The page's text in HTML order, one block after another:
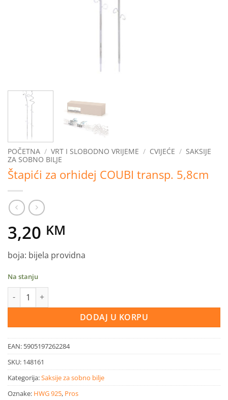
POČETNA / VRT I SLOBODNO VRIJEME / CVIJEĆE / SAKSIJE
ZA SOBNO BILJE
Štapići za orhidej COUBI transp. 5,8cm
3,20 KM
boja: bijela providna
Na stanju
Štapići za orhidej COUBI transp. 5,8cm količina
DODAJ U KORPU
EAN: 5905197262284
SKU: 148161
Kategorija:Saksije za sobno bilje
Oznake: HWG 925, Pros